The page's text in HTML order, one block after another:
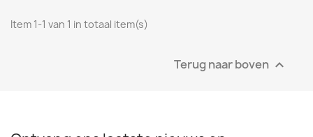
Item 1-1 van 1 in totaal item(s)
Terug naar boven 